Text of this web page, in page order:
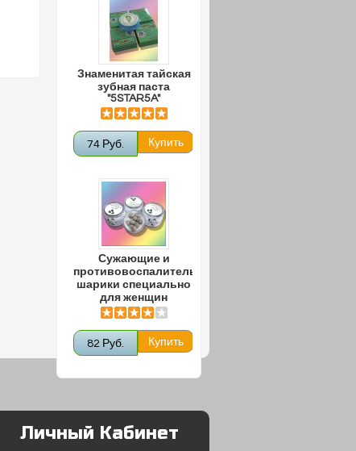
Знаменитая тайская
зубная паста
"5STAR5A"
74 Руб.
Сужающие и
противовоспалительные
шарики специально
для женщин
82 Руб.
Личный Кабинет